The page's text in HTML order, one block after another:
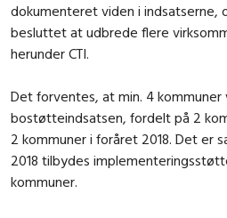
dokumenteret viden i indsatserne,
besluttet at udbrede flere
herunder CTI.
Det forventes, at min. 4 kommuner
bostøtteindsatsen, fordelt på 2
2 kommuner i foråret 2018. Det er
2018 tilbydes
kommuner.